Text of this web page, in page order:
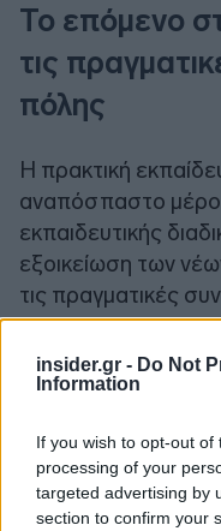
insider.gr - Do Not
Information
If you wish to opt-out
processing of your
targeted advertising by
section to confirm your
Το επόμενο
τις
πόλης
Η πρακτική
αναπόσπαστο
εκπαιδευτικής
εξοικείωση των
τις πραγματικές
Υπηρεσίας, υπό
έμπειρων
εκπαίδευσης, οι
γιλέκο με
ΑΣΤΥΝΟΜΙΑ», ώστε